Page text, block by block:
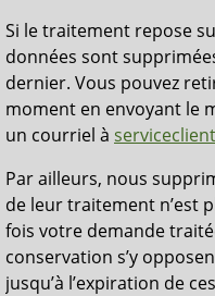
Si le traitement repose
données sont
dernier. Vous pouvez
moment en envoyant le
un courriel à
Par ailleurs, nous
de leur traitement n’est
fois votre demande
conservation s’y
jusqu’à l’expiration de